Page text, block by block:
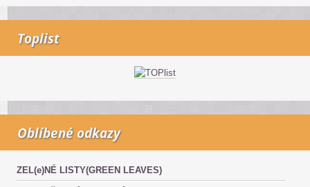
Toplist
Oblíbené odkazy
ZEL(e)NÉ LISTY(GREEN LEAVES)